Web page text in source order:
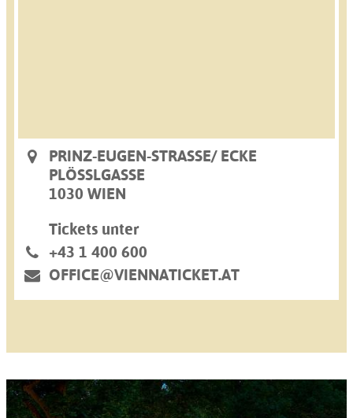
PRINZ-EUGEN-STRASSE/ ECKE P
LÖSSLGASSE
1030 WIEN
Tickets unter
+43 1 400 600
OFFICE@VIENNATICKET.AT